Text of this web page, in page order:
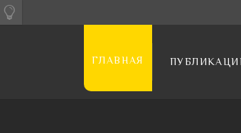
ГЛАВНАЯ